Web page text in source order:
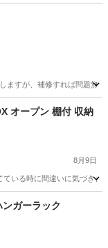
ますが、補修すれば問題無
納家具オープン 棚付 収納
8月9日
いる時に間違いに気づき
ンガーラック